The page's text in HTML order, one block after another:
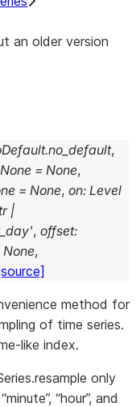
an older version
,
None = None,
= None, on: Level
|
, offset:
None,
method for
of time series.
like index.
only
“hour”, and